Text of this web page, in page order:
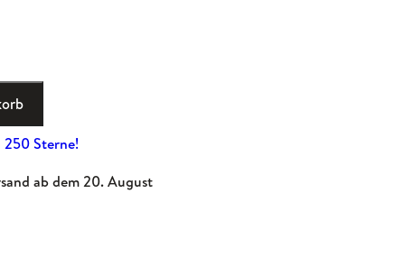
mit
5,
250 Sterne!
ab dem 20. August